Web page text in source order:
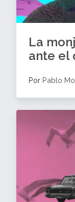
La
ante el
Por Pablo